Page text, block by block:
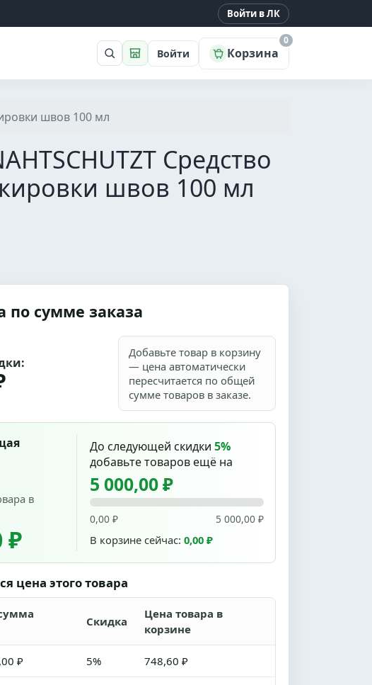
Войти в ЛК
ПоискМагазин
Войти Корзина
0
швов 100 мл
Средство
швов 100 мл
по сумме заказа
Добавьте товар в корзину
— цена автоматически
пересчитается по общей
сумме товаров в заказе.
в
₽
До следующей скидки 5%
добавьте товаров ещё на
5 000,00 ₽
0,00 ₽ 5 000,00 ₽
В корзине сейчас: 0,00 ₽
цена этого товара
Скидка
Цена товара в
корзине
₽ 5% 748,60 ₽